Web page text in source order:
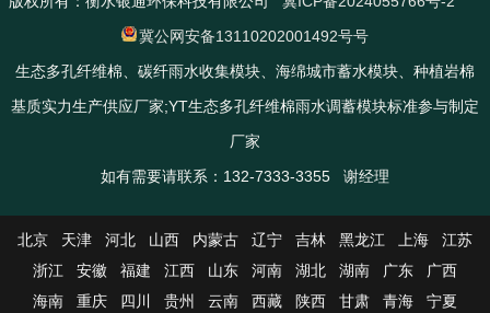
冀公网安备13110202001492号号
生态多孔纤维棉、碳纤雨水收集模块、海绵城市蓄水模块、种植岩棉
基质实力生产供应厂家;YT生态多孔纤维棉雨水调蓄模块标准参与制定
厂家
如有需要请联系：132-7333-3355 谢经理
北京 天津 河北 山西 内蒙古 辽宁 吉林 黑龙江 上海
江苏
浙江
安徽 福建 江西 山东 河南 湖北 湖南 广东
广西
海南
重庆 四川 贵州 云南 西藏 陕西 甘肃 青海 宁夏